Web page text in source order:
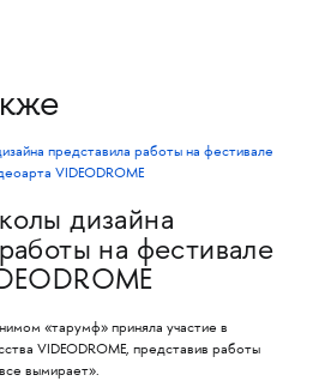
дизайна
на фестивале
«тарумф» приняла участие в
VIDEODROME, представив работы
вымирает».